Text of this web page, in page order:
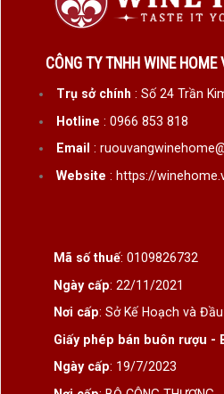
CÔNG TY TNHH WINE HOME
Trụ sở chính : Số 24 Trần
Hotline : 0966 853 818
Email :
Website : https://
Mã số thuế: 0109826732
Ngày cấp: 22/11/2021
Nơi cấp: Sở Kế Hoạch và
Giấy phép bán buôn rượu -
Ngày cấp: 19/7/2023